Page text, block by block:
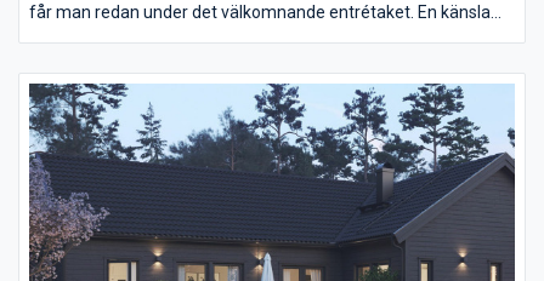
får man redan under det välkomnande entrétaket. En känsla
entrén med praktisk klädkammare att hänga undan
ytterplaggen i. Hela huset andas symmetri och ordning, med
gott om förvaring och praktiska lösningar. Här finns fyra
sovrum, varav ett föräldrasovrum med eget lyxigt badrum,
stort nog även för ett badkar.